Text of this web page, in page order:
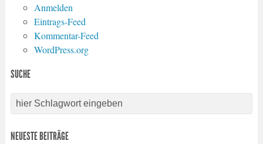
Anmelden
Eintrags-Feed
Kommentar-Feed
WordPress.org
SUCHE
NEUESTE BEITRÄGE